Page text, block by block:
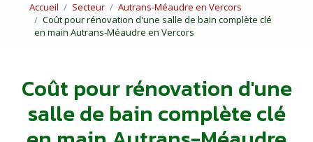
Accueil Secteur
Autrans-Méaudre en Vercors
Coût pour rénovation d'une salle de bain complète clé
en main Autrans-Méaudre en Vercors
Coût pour rénovation d'une
salle de bain complète clé